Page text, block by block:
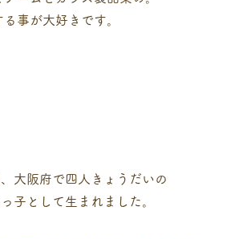
事が大好きです。
大阪府で四人きょうだいの
子として生まれました。